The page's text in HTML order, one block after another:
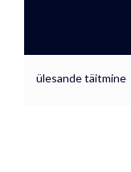
ülesande täitmine